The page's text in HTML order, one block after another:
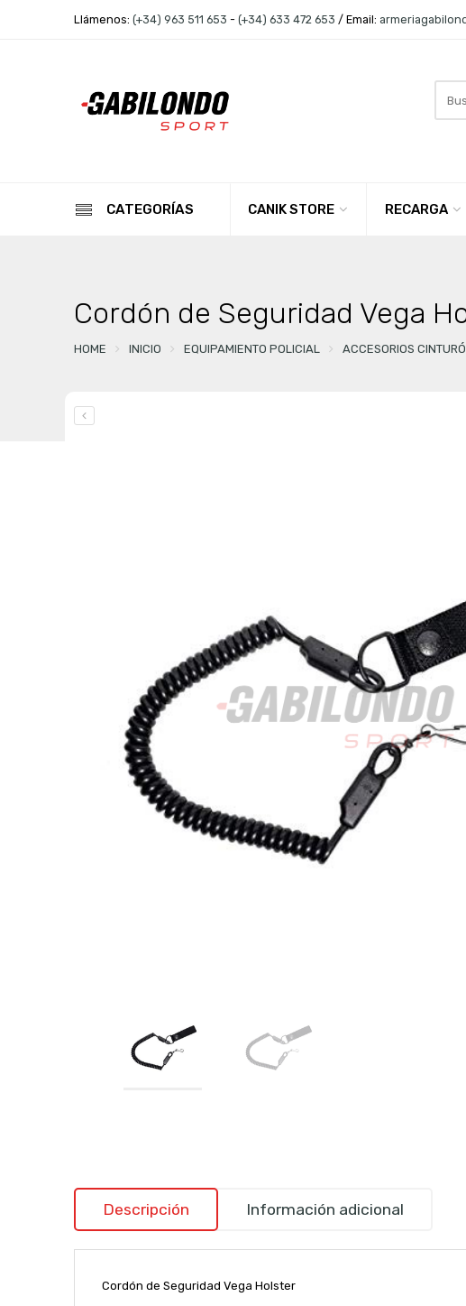
Llámenos: (+34) 963 511 653 - (+34) 633 472 653 / Email:
here
CATEGORÍAS CANIK STORE RECARGA
Cordón de Seguridad Vega
HOME INICIO EQUIPAMIENTO POLICIAL ACCESORIOS
Descripción Información adicional
Cordón de Seguridad Vega Holster